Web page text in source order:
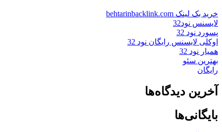
خرید بک لینک behtarinbacklink.com
لایسنس نود32
پسورد نود 32
اوکلی لایسنس رایگان نود 32
همیار نود 32
بهترین سئو
رایگان
آخرین دیدگاه‌ها
بایگانی‌ها